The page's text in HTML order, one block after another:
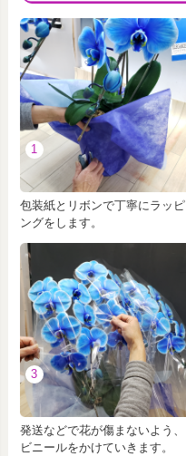
1
包装紙とリボンで丁寧にラッピ
ングをします。
3
発送などで花が傷まないよう、
ビニールをかけていきます。